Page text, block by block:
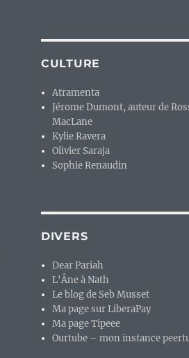
CULTURE
Atramenta
Jérome Dumont, auteur de
MacLane
Kylie Ravera
Olivier Saraja
Sophie Renaudin
DIVERS
Dear Pariah
L'Âne à Nath
Le blog de Seb Musset
Ma page sur LiberaPay
Ma page Tipeee
Ourtube – mon instance